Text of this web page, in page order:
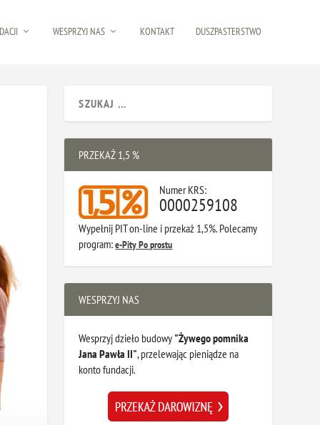
WESPRZYJ NAS KONTAKT DUSZPASTERSTWO
PRZEKAŻ 1,5 %
Numer KRS:
0000259108
Wypełnij PIT on-line i przekaż 1,5%. Polecamy
program:e-Pity Po prostu
WESPRZYJ NAS
Wesprzyj dzieło budowy "Żywego pomnika
Jana Pawła II", przelewając pieniądze na
konto fundacji.